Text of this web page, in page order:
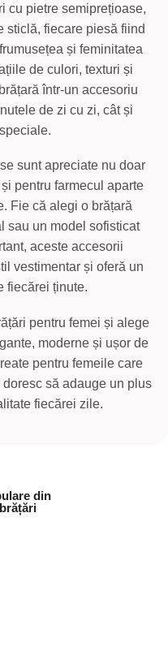
cu pietre semiprețioase,
sticlă, fiecare piesă fiind
și feminitatea
de culori, texturi și
într-un accesoriu
de zi cu zi, cât și
sunt apreciate nu doar
pentru farmecul aparte
Fie că alegi o brățară
sau un model sofisticat
aceste accesorii
vestimentar și oferă un
fiecărei ținute.
pentru femei și alege
moderne și ușor de
pentru femeile care
să adauge un plus
fiecărei zile.
din